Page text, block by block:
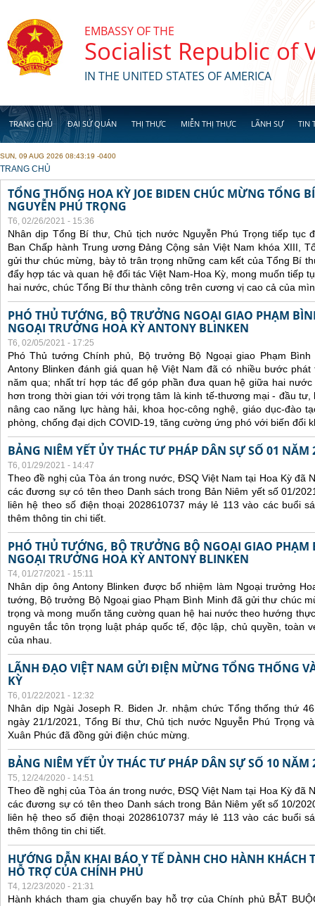
EMBASSY OF THE
Socialist Republic of
IN THE UNITED STATES OF AMERICA
TRANG CHỦ ĐẠI SỨ QUÁN THỊ THỰC MIỄN THỊ THỰC LÃNH SỰ TIN
SUN, 09 AUG 2026 08:43:19 -0400
YOU ARE HERE
TRANG CHỦ
TỔNG THỐNG HOA KỲ JOE BIDEN CHÚC MỪNG TỔNG
NGUYỄN PHÚ TRỌNG
T6, 02/26/2021 - 15:36
Nhân dịp Tổng Bí thư, Chủ tịch nước Nguyễn Phú Trọng tiếp tục
Ban Chấp hành Trung ương Đảng Cộng sản Việt Nam khóa XIII,
gửi thư chúc mừng, bày tỏ trân trọng những cam kết của Tổng Bí
đẩy hợp tác và quan hệ đối tác Việt Nam-Hoa Kỳ, mong muốn tiếp
hai nước, chúc Tổng Bí thư thành công trên cương vị cao cả của
PHÓ THỦ TƯỚNG, BỘ TRƯỞNG NGOẠI GIAO PHẠM
NGOẠI TRƯỞNG HOA KỲ ANTONY BLINKEN
T6, 02/05/2021 - 17:25
Phó Thủ tướng Chính phủ, Bộ trưởng Bộ Ngoại giao Phạm
Antony Blinken đánh giá quan hệ Việt Nam đã có nhiều bước
năm qua; nhất trí hợp tác để góp phần đưa quan hệ giữa hai
hơn trong thời gian tới với trọng tâm là kinh tế-thương mại - đầu tư,
nâng cao năng lực hàng hải, khoa học-công nghệ, giáo dục-đào
phòng, chống đại dịch COVID-19, tăng cường ứng phó với biến đổi
BẢNG NIÊM YẾT ỦY THÁC TƯ PHÁP DÂN SỰ SỐ 01 NĂM
T6, 01/29/2021 - 14:47
Theo đề nghị của Tòa án trong nước, ĐSQ Việt Nam tại Hoa Kỳ đã
các đương sự có tên theo Danh sách trong Bản Niêm yết số 01/
liên hệ theo số điện thoại 2028610737 máy lẻ 113 vào các buổi
thêm thông tin chi tiết.
PHÓ THỦ TƯỚNG, BỘ TRƯỞNG BỘ NGOẠI GIAO
NGOẠI TRƯỞNG HOA KỲ ANTONY BLINKEN
T4, 01/27/2021 - 15:11
Nhân dịp ông Antony Blinken được bổ nhiệm làm Ngoại trưởng
tướng, Bộ trưởng Bộ Ngoại giao Phạm Bình Minh đã gửi thư chúc
trọng và mong muốn tăng cường quan hệ hai nước theo hướng
nguyên tắc tôn trọng luật pháp quốc tế, độc lập, chủ quyền, toàn
của nhau.
LÃNH ĐẠO VIỆT NAM GỬI ĐIỆN MỪNG TỔNG THỐNG
KỲ
T6, 01/22/2021 - 12:32
Nhân dịp Ngài Joseph R. Biden Jr. nhậm chức Tổng thống thứ
ngày 21/1/2021, Tổng Bí thư, Chủ tịch nước Nguyễn Phú Trọng
Xuân Phúc đã đồng gửi điện chúc mừng.
BẢNG NIÊM YẾT ỦY THÁC TƯ PHÁP DÂN SỰ SỐ 10 NĂM
T5, 12/24/2020 - 14:51
Theo đề nghị của Tòa án trong nước, ĐSQ Việt Nam tại Hoa Kỳ đã
các đương sự có tên theo Danh sách trong Bản Niêm yết số 10/
liên hệ theo số điện thoại 2028610737 máy lẻ 113 vào các buổi
thêm thông tin chi tiết.
HƯỚNG DẪN KHAI BÁO Y TẾ DÀNH CHO HÀNH KHÁCH
HỖ TRỢ CỦA CHÍNH PHỦ
T4, 12/23/2020 - 21:31
Hành khách tham gia chuyến bay hỗ trợ của Chính phủ BẮT